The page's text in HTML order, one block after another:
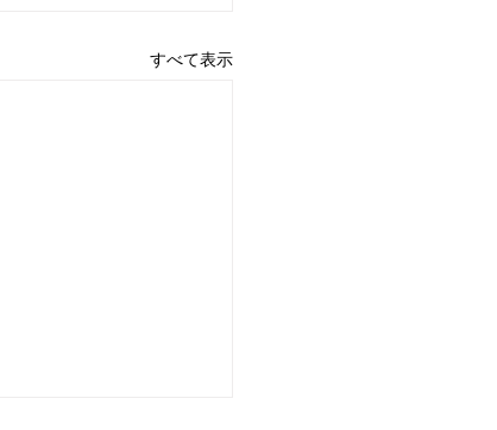
すべて表示